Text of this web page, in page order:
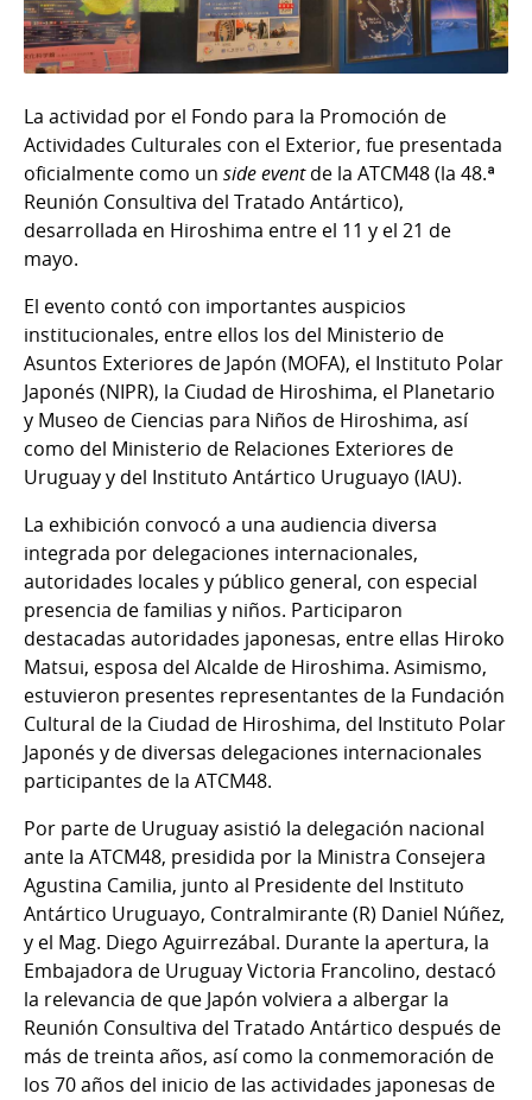
La actividad por el Fondo para la Promoción de
Actividades Culturales con el Exterior, fue presentada
oficialmente como un side eventde la ATCM48 (la 48.ª
Reunión Consultiva del Tratado Antártico),
desarrollada en Hiroshima entre el 11 y el 21 de
mayo.
El evento contó con importantes auspicios
institucionales, entre ellos los del Ministerio de
Asuntos Exteriores de Japón (MOFA), el Instituto Polar
Japonés (NIPR), la Ciudad de Hiroshima, el Planetario
y Museo de Ciencias para Niños de Hiroshima, así
como del Ministerio de Relaciones Exteriores de
Uruguay y del Instituto Antártico Uruguayo (IAU).
La exhibición convocó a una audiencia diversa
integrada por delegaciones internacionales,
autoridades locales y público general, con especial
presencia de familias y niños. Participaron
destacadas autoridades japonesas, entre ellas Hiroko
Matsui, esposa del Alcalde de Hiroshima. Asimismo,
estuvieron presentes representantes de la Fundación
Cultural de la Ciudad de Hiroshima, del Instituto Polar
Japonés y de diversas delegaciones internacionales
participantes de la ATCM48.
Por parte de Uruguay asistió la delegación nacional
ante la ATCM48, presidida por la Ministra Consejera
Agustina Camilia, junto al Presidente del Instituto
Antártico Uruguayo, Contralmirante (R) Daniel Núñez,
y el Mag. Diego Aguirrezábal. Durante la apertura, la
Embajadora de Uruguay Victoria Francolino, destacó
la relevancia de que Japón volviera a albergar la
Reunión Consultiva del Tratado Antártico después de
más de treinta años, así como la conmemoración de
los 70 años del inicio de las actividades japonesas de